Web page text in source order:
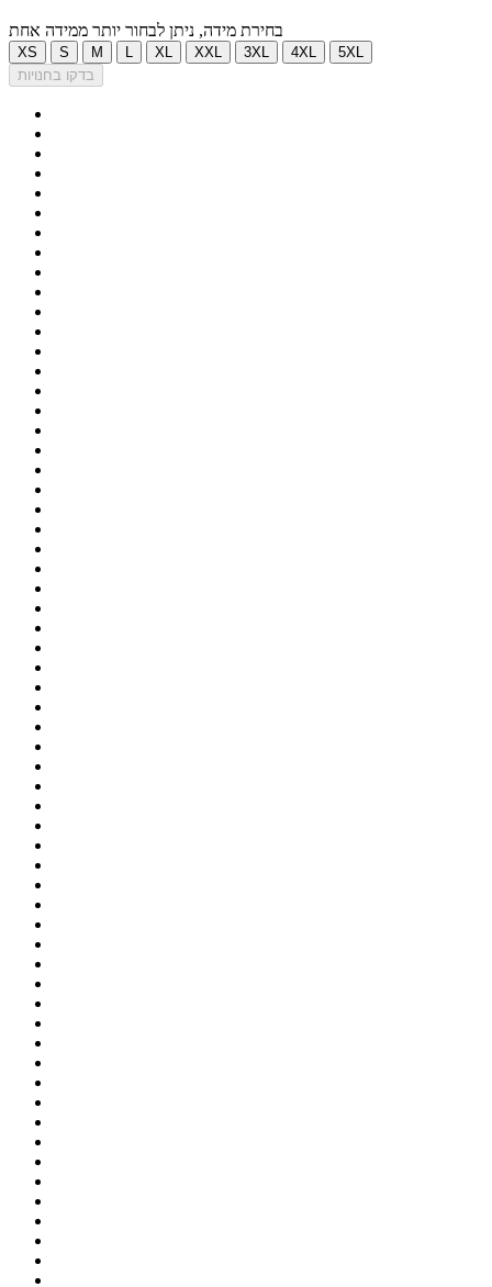
בחירת מידה, ניתן לבחור יותר ממידה אחת
XS S M XL XXL 3XL 4XL
5XL
בדקו בחנויות